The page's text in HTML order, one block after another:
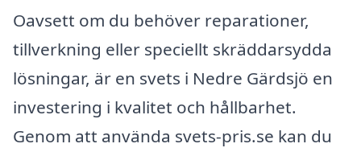
Oavsett om du behöver reparationer,
tillverkning eller speciellt skräddarsydda
lösningar, är en svets i Nedre Gärdsjö en
investering i kvalitet och hållbarhet.
Genom att använda svets-pris.se kan du